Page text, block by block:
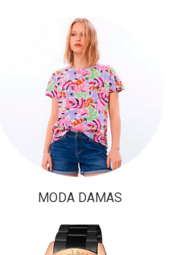
MODA DAMAS